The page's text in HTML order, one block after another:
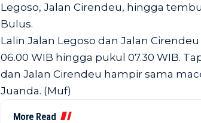
Legoso, Jalan Cirendeu, hingga
Bulus.
Lalin Jalan Legoso dan Jalan
06.00 WIB hingga pukul 07.30 WIB.
dan Jalan Cirendeu hampir sama
Juanda. (Muf)
More Read